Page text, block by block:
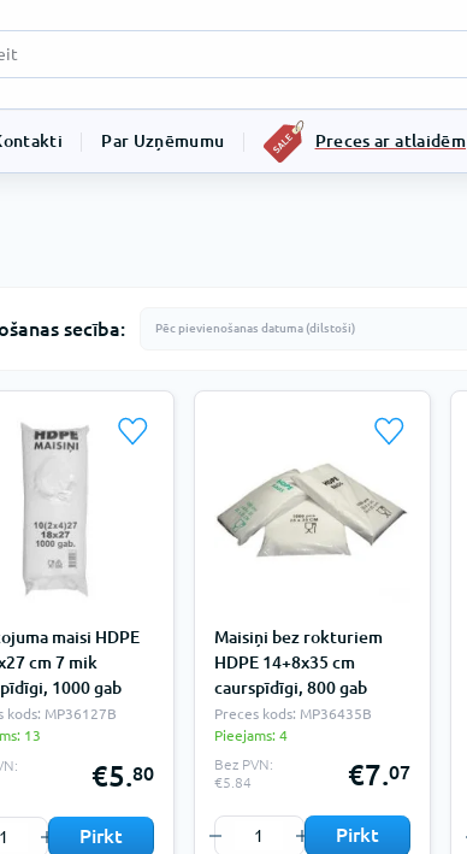
Par Uzņēmumu Preces ar atlaidēm
secība:
maisi HDPE
cm 7 mik
1000 gab
kods: MP36127B
13
€5.80
Pirkt
Maisiņi bez rokturiem
HDPE 14+8x35 cm
caurspīdīgi, 800 gab
Preces kods: MP36435B
Pieejams: 4
Bez PVN:
€5.84
€7.07
Pirkt